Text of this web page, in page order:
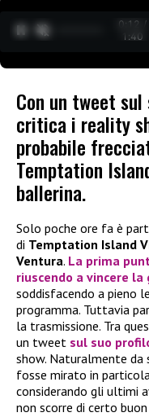
0:12 /
1:40
Con un tweet
critica i reality
probabile
Temptation
ballerina.
Solo poche ore fa è
di Temptation Island
Ventura. La prima
riuscendo a vincere
soddisfacendo a pieno
programma. Tuttavia
la trasmissione. Tra
un tweet sul suo
show. Naturalmente
fosse mirato in
considerando gli ultimi
non scorre di certo buon